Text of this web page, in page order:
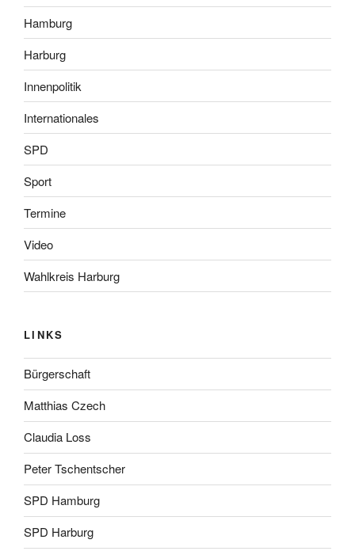
Hamburg
Harburg
Innenpolitik
Internationales
SPD
Sport
Termine
Video
Wahlkreis Harburg
LINKS
Bürgerschaft
Matthias Czech
Claudia Loss
Peter Tschentscher
SPD Hamburg
SPD Harburg